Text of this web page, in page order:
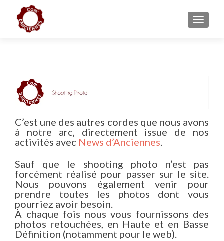
C’est une des autres cordes que nous avons
à notre arc, directement issue de nos
activités avec News d’Anciennes.
Sauf que le shooting photo n’est pas
forcément réalisé pour passer sur le site.
Nous pouvons également venir pour
prendre toutes les photos dont vous
pourriez avoir besoin.
À chaque fois nous vous fournissons des
photos retouchées, en Haute et en Basse
Définition (notamment pour le web).